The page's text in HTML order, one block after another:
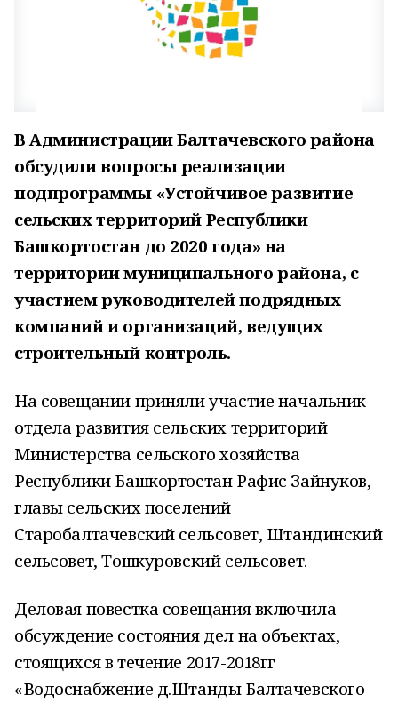
В Администрации Балтачевского района
обсудили вопросы реализации
подпрограммы «Устойчивое развитие
сельских территорий Республики
Башкортостан до 2020 года» на
территории муниципального района, с
участием руководителей подрядных
компаний и организаций, ведущих
строительный контроль.
На совещании приняли участие начальник
отдела развития сельских территорий
Министерства сельского хозяйства
Республики Башкортостан Рафис Зайнуков,
главы сельских поселений
Старобалтачевский сельсовет, Штандинский
сельсовет, Тошкуровский сельсовет.
Деловая повестка совещания включила
обсуждение состояния дел на объектах,
стоящихся в течение 2017-2018гг
«Водоснабжение д.Штанды Балтачевского